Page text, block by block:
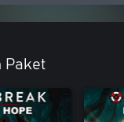
Paket